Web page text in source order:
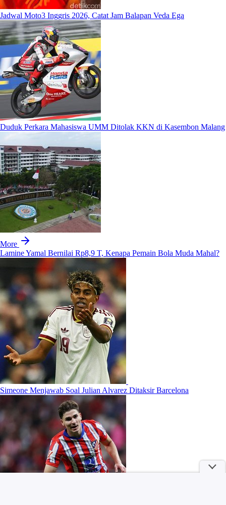
Jadwal Moto3 Inggris 2026, Catat Jam Balapan Veda Ega
Duduk Perkara Mahasiswa UMM Ditolak KKN di Kasembon Malang
More
Lamine Yamal Bernilai Rp8,9 T, Kenapa Pemain Bola Muda Mahal?
Simeone Menjawab Soal Julian Alvarez Ditaksir Barcelona